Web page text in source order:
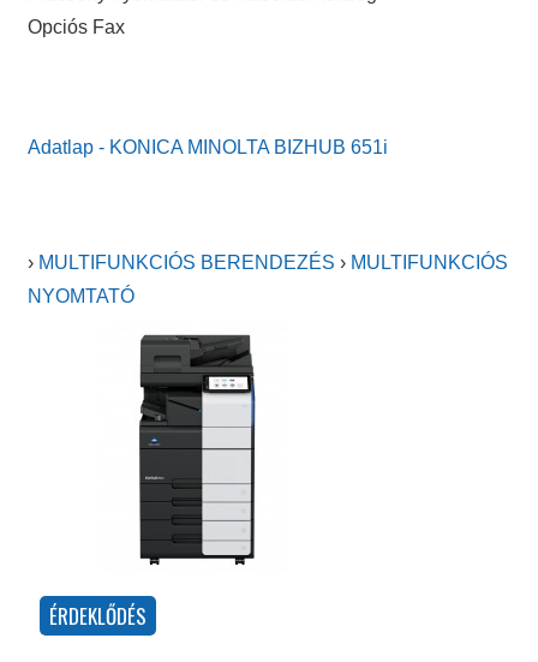
Opciós Fax
Adatlap - KONICA MINOLTA BIZHUB 651i
› MULTIFUNKCIÓS BERENDEZÉS › MULTIFUNKCIÓS
NYOMTATÓ